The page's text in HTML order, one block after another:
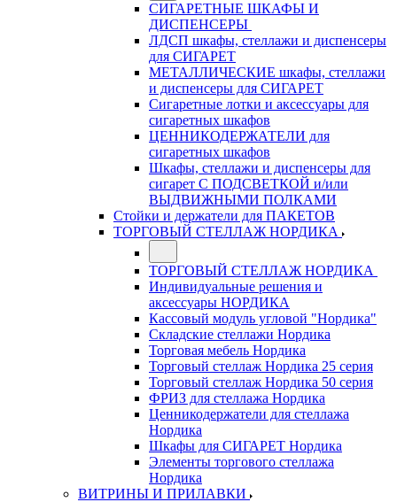
СИГАРЕТНЫЕ ШКАФЫ И
ДИСПЕНСЕРЫ
ЛДСП шкафы, стеллажи и диспенсеры
для СИГАРЕТ
МЕТАЛЛИЧЕСКИЕ шкафы, стеллажи
и диспенсеры для СИГАРЕТ
Сигаретные лотки и аксессуары для
сигаретных шкафов
ЦЕННИКОДЕРЖАТЕЛИ для
сигаретных шкафов
Шкафы, стеллажи и диспенсеры для
сигарет С ПОДСВЕТКОЙ и/или
ВЫДВИЖНЫМИ ПОЛКАМИ
Стойки и держатели для ПАКЕТОВ
ТОРГОВЫЙ СТЕЛЛАЖ НОРДИКА
ТОРГОВЫЙ СТЕЛЛАЖ НОРДИКА
Индивидуальные решения и
аксессуары НОРДИКА
Кассовый модуль угловой "Нордика"
Складские стеллажи Нордика
Торговая мебель Нордика
Торговый стеллаж Нордика 25 серия
Торговый стеллаж Нордика 50 серия
ФРИЗ для стеллажа Нордика
Ценникодержатели для стеллажа
Нордика
Шкафы для СИГАРЕТ Нордика
Элементы торгового стеллажа
Нордика
ВИТРИНЫ И ПРИЛАВКИ